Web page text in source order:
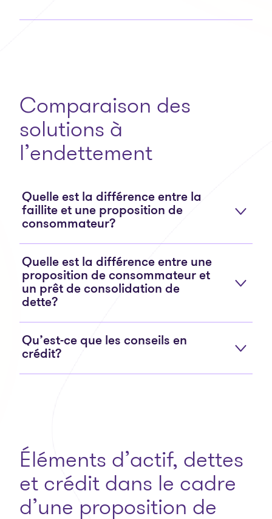
Comparaison des
solutions à
l’endettement
Quelle est la différence entre la
faillite et une proposition de
consommateur?
Quelle est la différence entre une
proposition de consommateur et
un prêt de consolidation de
dette?
Qu’est-ce que les conseils en
crédit?
Éléments d’actif, dettes
et crédit dans le cadre
d’une proposition de